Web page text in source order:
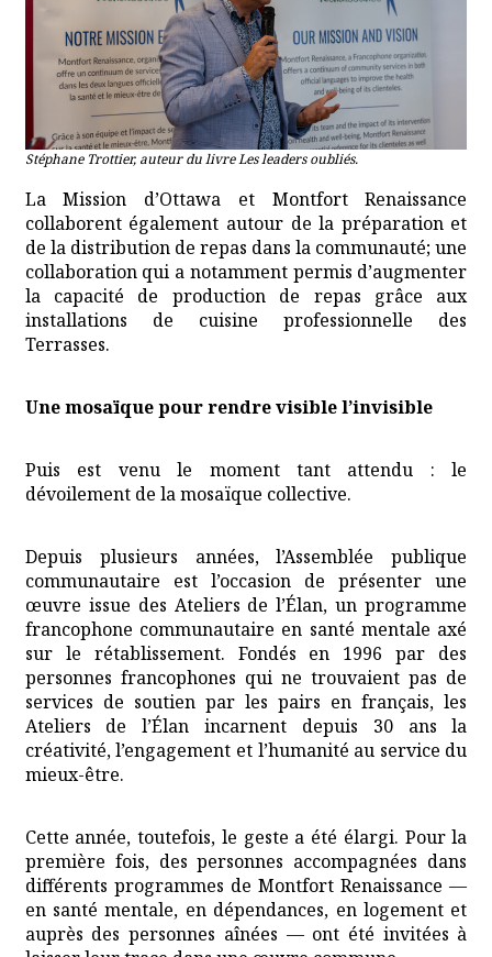
Stéphane Trottier, auteur du livre Les leaders oubliés.
La Mission d’Ottawa et Montfort Renaissance
collaborent également autour de la préparation et
de la distribution de repas dans la communauté; une
collaboration qui a notamment permis d’augmenter
la capacité de production de repas grâce aux
installations de cuisine professionnelle des
Terrasses.
Une mosaïque pour rendre visible l’invisible
Puis est venu le moment tant attendu : le
dévoilement de la mosaïque collective.
Depuis plusieurs années, l’Assemblée publique
communautaire est l’occasion de présenter une
œuvre issue des Ateliers de l’Élan, un programme
francophone communautaire en santé mentale axé
sur le rétablissement. Fondés en 1996 par des
personnes francophones qui ne trouvaient pas de
services de soutien par les pairs en français, les
Ateliers de l’Élan incarnent depuis 30 ans la
créativité, l’engagement et l’humanité au service du
mieux-être.
Cette année, toutefois, le geste a été élargi. Pour la
première fois, des personnes accompagnées dans
différents programmes de Montfort Renaissance —
en santé mentale, en dépendances, en logement et
auprès des personnes aînées — ont été invitées à